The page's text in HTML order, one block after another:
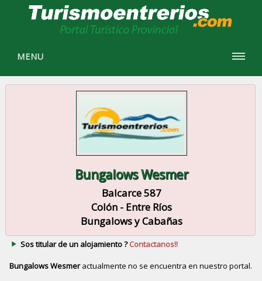
MENU
Bungalows Wesmer
Balcarce 587
Colón - Entre Ríos
Bungalows y Cabañas
Sos titular de un alojamiento ?Contactanos!!
Bungalows Wesmeractualmente no se encuentra en nuestro portal.